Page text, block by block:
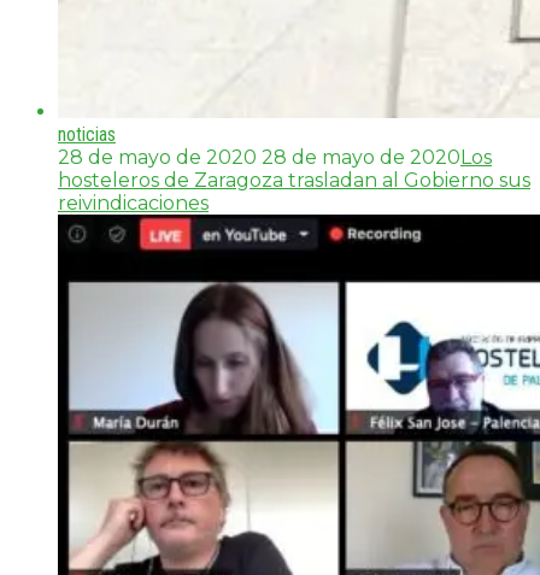
noticias
28 de mayo de 2020 28 de mayo de 2020 Los
hosteleros de Zaragoza trasladan al Gobierno sus
reivindicaciones